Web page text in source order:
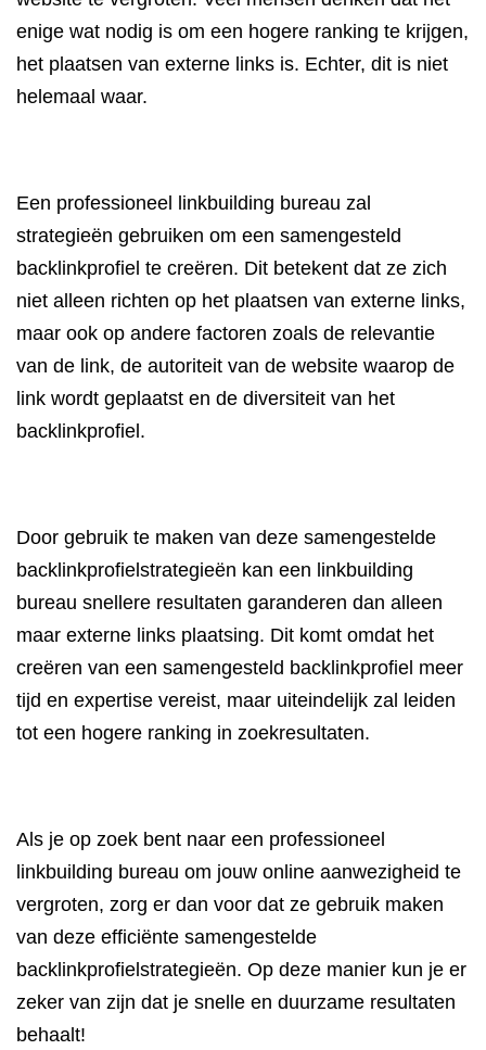
enige wat nodig is om een hogere ranking te krijgen,
het plaatsen van externe links is. Echter, dit is niet
helemaal waar.
Een professioneel linkbuilding bureau zal
strategieën gebruiken om een samengesteld
backlinkprofiel te creëren. Dit betekent dat ze zich
niet alleen richten op het plaatsen van externe links,
maar ook op andere factoren zoals de relevantie
van de link, de autoriteit van de website waarop de
link wordt geplaatst en de diversiteit van het
backlinkprofiel.
Door gebruik te maken van deze samengestelde
backlinkprofielstrategieën kan een linkbuilding
bureau snellere resultaten garanderen dan alleen
maar externe links plaatsing. Dit komt omdat het
creëren van een samengesteld backlinkprofiel meer
tijd en expertise vereist, maar uiteindelijk zal leiden
tot een hogere ranking in zoekresultaten.
Als je op zoek bent naar een professioneel
linkbuilding bureau om jouw online aanwezigheid te
vergroten, zorg er dan voor dat ze gebruik maken
van deze efficiënte samengestelde
backlinkprofielstrategieën. Op deze manier kun je er
zeker van zijn dat je snelle en duurzame resultaten
behaalt!